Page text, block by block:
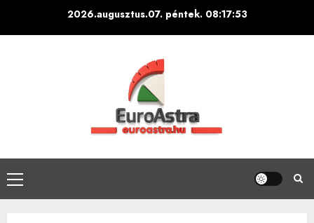
2026.augusztus.07. péntek. 08:17:55
Primary
Menu